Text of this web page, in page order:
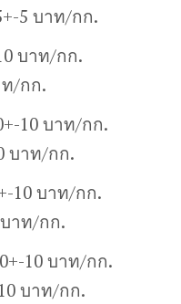
5 บาท/กก.
บาท/กก.
ท/กก.
10 บาท/กก.
บาท/กก.
10 บาท/กก.
าท/กก.
10 บาท/กก.
บาท/กก.